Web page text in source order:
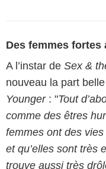
Des femmes fortes
A l’instar de Sex &
nouveau la part
Younger: "Tout
comme des êtres
femmes ont des
et qu’elles sont très
trouve aussi très